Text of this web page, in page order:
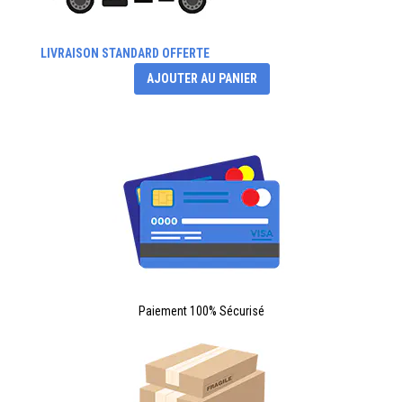
LIVRAISON STANDARD OFFERTE
AJOUTER AU PANIER
Paiement 100% Sécurisé